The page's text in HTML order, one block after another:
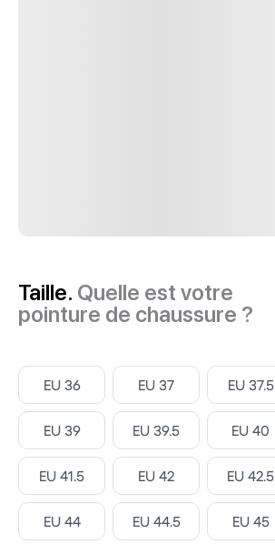
Taille. Quelle est votre
pointure de chaussure ?
Select ‎
EU 36 Select ‎
EU 37 Select ‎
EU 37.5
Select ‎
EU 39 Select ‎
EU 39.5 Select ‎
EU 40
Select ‎
EU 41.5 Select ‎
EU 42 Select ‎
EU 42.5
Select ‎
EU 44 Select ‎
EU 44.5 Select ‎
EU 45